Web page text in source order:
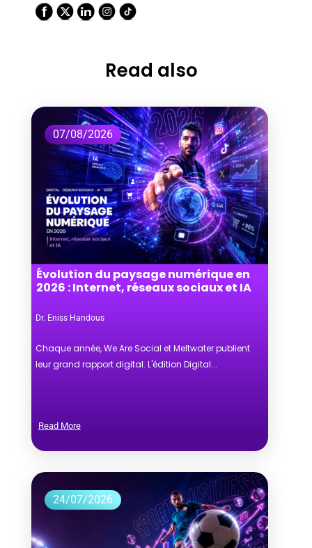
Read also
Évolution du paysage numérique en
2026 : Internet, réseaux sociaux et IA
Dr. Eniss Handous
07/08/2026
Chaque année, We Are Social et Meltwater publient
leur grand rapport digital. L'édition Digital...
Read More
24/07/2026